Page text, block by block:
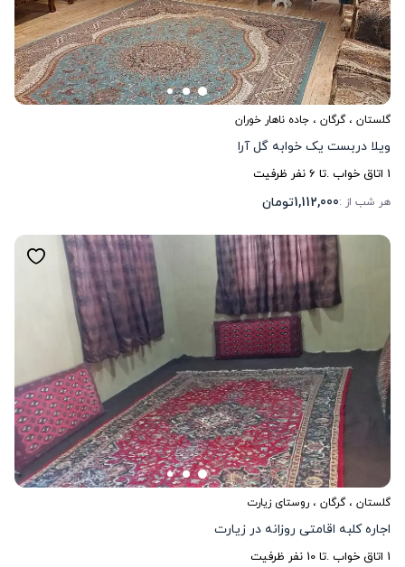
گلستان ،گرگان ، جاده ناهار خوران
ویلا دربست یک خوابه گل آرا
1 اتاق خواب .تا 6نفر ظرفیت
هر شب از :1,112,000تومان
گلستان ،گرگان ، روستای زیارت
اجاره کلبه اقامتی روزانه در زیارت
1 اتاق خواب .تا10 نفر ظرفیت